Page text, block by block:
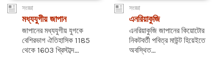
সংজ্ঞা
মধ্যযুগীয় জাপান
জাপানের মধ্যযুগীয় যুগকে
বেশিরভাগ ঐতিহাসিক 1185
থেকে 1603 খ্রিস্টাব্দ...
সংজ্ঞা
এনরিয়াকুজি
এনরিয়াকুজি জাপানের কিয়োটোর
নিকটবর্তী পবিত্র মাউন্ট হিয়েইতে
অবস্থিত...